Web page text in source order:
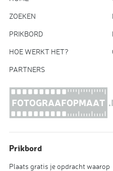
ZOEKEN
PRIKBORD
HOE WERKT HET?
PARTNERS
Prikbord
Plaats gratis je opdracht waarop